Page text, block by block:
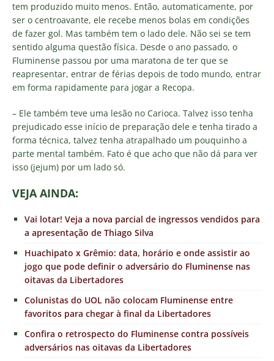
tem produzido muito menos. Então, automaticamente, por
ser o centroavante, ele recebe menos bolas em condições
de fazer gol. Mas também tem o lado dele. Não sei se tem
sentido alguma questão física. Desde o ano passado, o
Fluminense passou por uma maratona de ter que se
reapresentar, entrar de férias depois de todo mundo, entrar
em forma rapidamente para jogar a Recopa.
– Ele também teve uma lesão no Carioca. Talvez isso tenha
prejudicado esse início de preparação dele e tenha tirado a
forma técnica, talvez tenha atrapalhado um pouquinho a
parte mental também. Fato é que acho que não dá para ver
isso (jejum) por um lado só.
VEJA AINDA:
Vai lotar! Veja a nova parcial de ingressos vendidos para
a apresentação de Thiago Silva
Huachipato x Grêmio: data, horário e onde assistir ao
jogo que pode definir o adversário do Fluminense nas
oitavas da Libertadores
Colunistas do UOL não colocam Fluminense entre
favoritos para chegar à final da Libertadores
Confira o retrospecto do Fluminense contra possíveis
adversários nas oitavas da Libertadores